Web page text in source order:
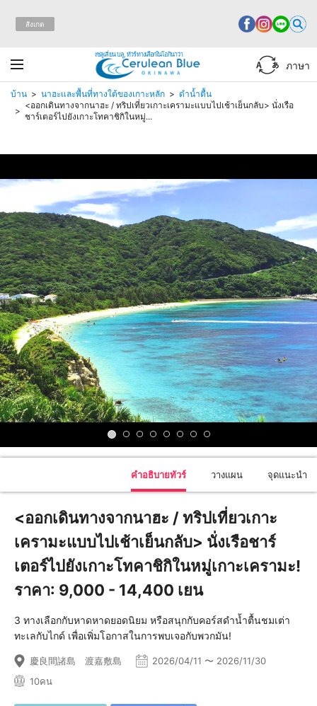
สังเกต
เซลูเลี่ยน บลู, ทัวร์ทางเลือกในโอกินาว่า
ภาษา
บ้าน นาฮะและพื้นที่ทางใต้ของเกาะหลัก
ดำน้ำตื้น
<ออกเดินทางจากนาฮะ / ทริปเที่ยวเกาะเครามะแบบไปเช้าเย็นกลับ> นั่งเรือ
ชาร์เตอร์ไปยังเกาะโทคาชิกิในหมู่...
คำอธิบายทัวร์ วางแผน จุดแนะนำ
<ออกเดินทางจากนาฮะ / ทริปเที่ยวเกาะ
เครามะแบบไปเช้าเย็นกลับ> นั่งเรือชาร์
เตอร์ไปยังเกาะโทคาชิกิในหมู่เกาะเครามะ!
ราคา: 9,000 - 14,400 เยน
3 ทางเลือกกับหาดหาดยอดนิยม หรือสนุกกับคอร์สดำน้ำตื้นชมเต่า
ทะเลกับไกด์ เพื่อเพิ่มโอกาสในการพบเจอกับพวกมัน!
慶良間諸島 渡嘉敷島
2026/04/11 〜 2026/11/30
10คน